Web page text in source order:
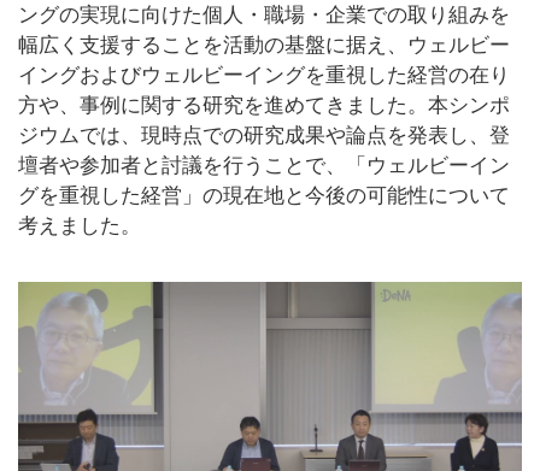
ングの実現に向けた個人・職場・企業での取り組みを
幅広く支援することを活動の基盤に据え、ウェルビー
イングおよびウェルビーイングを重視した経営の在り
方や、事例に関する研究を進めてきました。本シンポ
ジウムでは、現時点での研究成果や論点を発表し、登
壇者や参加者と討議を行うことで、「ウェルビーイン
グを重視した経営」の現在地と今後の可能性について
考えました。